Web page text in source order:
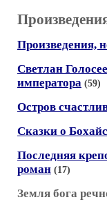
Произведения,
Светлан
императора (59)
Остров
Сказки о
Последняя
роман (17)
Земля бога